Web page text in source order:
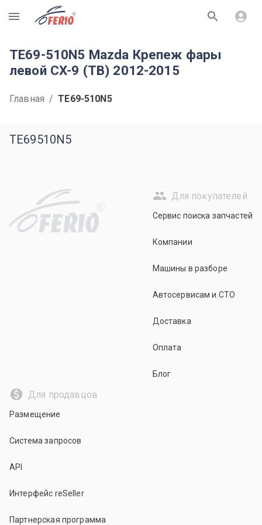
R
TE69-510N5 Mazda Крепеж фары
левой CX-9 (TB) 2012-2015
Главная / TE69-510N5
TE69510N5
R
Для покупателей
Сервис поиска запчастей
Компании
Машины в разборе
Автосервисам и СТО
Доставка
Оплата
Блог
Для продавцов
Размещение
Система запросов
API
Интерфейс reSeller
Партнерская программа